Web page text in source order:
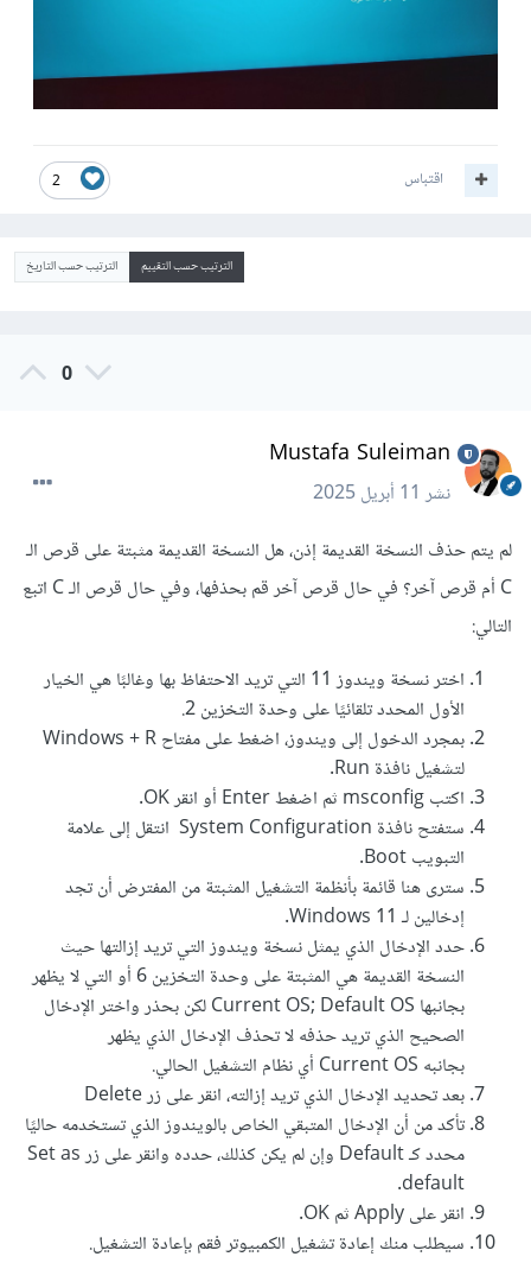
2 اقتباس
الترتيب حسب التقييم الترتيب حسب التاريخ
0
Mustafa Suleiman
نشر11 أبريل 2025
لم يتم حذف النسخة القديمة إذن، هل النسخة القديمة مثبتة على قرص الـ
C أم قرص آخر؟ في حال قرص آخر قم بحذفها، وفي حال قرص الـ C اتبع
التالي:
اختر نسخة ويندوز 11 التي تريد الاحتفاظ بها وغالبًا هي الخيار
الأول المحدد تلقائيًا على وحدة التخزين 2.
بمجرد الدخول إلى ويندوز، اضغط على مفتاح Windows + R
لتشغيل نافذة Run.
اكتب msconfig ثم اضغط Enter أو انقر OK.
ستفتح نافذة System Configuration انتقل إلى علامة
التبويب Boot.
سترى هنا قائمة بأنظمة التشغيل المثبتة من المفترض أن تجد
إدخالين لـ Windows 11.
حدد الإدخال الذي يمثل نسخة ويندوز التي تريد إزالتها حيث
النسخة القديمة هي المثبتة على وحدة التخزين 6 أو التي لا يظهر
بجانبها Current OS; Default OS لكن بحذر واختر الإدخال
الصحيح الذي تريد حذفه لا تحذف الإدخال الذي يظهر
بجانبه Current OS أي نظام التشغيل الحالي.
بعد تحديد الإدخال الذي تريد إزالته، انقر على زر Delete
تأكد من أن الإدخال المتبقي الخاص بالويندوز الذي تستخدمه حاليًا
محدد كـ Default وإن لم يكن كذلك، حدده وانقر على زر Set as
default.
انقر على Apply ثم OK.
سيطلب منك إعادة تشغيل الكمبيوتر فقم بإعادة التشغيل.